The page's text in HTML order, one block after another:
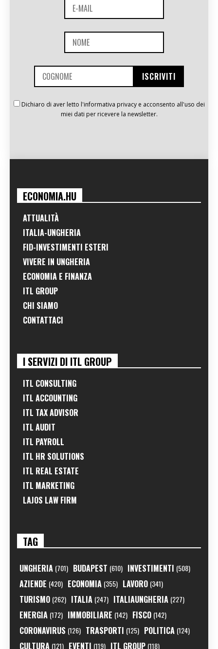
Dichiaro di aver letto l'informativa privacy e acconsento all'uso dei
miei dati per ricevere la newsletter.
ECONOMIA.HU
ATTUALITÀ
ITALIA-UNGHERIA
FID-INVESTIMENTI ESTERI
VIVERE IN UNGHERIA
ECONOMIA E FINANZA
ITL GROUP
CHI SIAMO
CONTATTACI
I SERVIZI DI ITL GROUP
ITL CONSULTING
ITL ACCOUNTING
ITL TAX ADVISOR
ITL AUDIT
ITL PAYROLL
ITL HR SOLUTIONS
ITL REAL ESTATE
ITL MARKETING
LAJOS LAW FIRM
TAG
UNGHERIA (701) BUDAPEST (610) INVESTIMENTI (508)
AZIENDE (420) ECONOMIA (355) LAVORO (341)
TURISMO (262) ITALIA (247) ITALIAUNGHERIA (227)
ENERGIA (172) IMMOBILIARE (142) FISCO (142)
CORONAVIRUS (126) TRASPORTI (125) POLITICA (124)
CULTURA (121) EVENTI (119) ITL GROUP (118)